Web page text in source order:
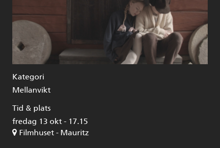
Kategori
Mellanvikt
Tid & plats
fredag 13 okt - 17.15
Filmhuset - Mauritz